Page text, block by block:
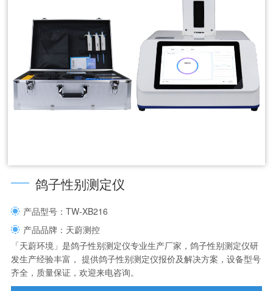
鸽子性别测定仪
产品型号：TW-XB216
产品品牌：天蔚测控
「天蔚环境」是鸽子性别测定仪专业生产厂家，鸽子性别测定仪研
发生产经验丰富， 提供鸽子性别测定仪报价及解决方案，设备型号
齐全，质量保证，欢迎来电咨询。